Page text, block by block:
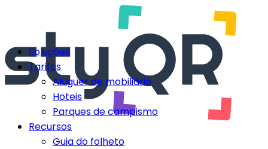
Soluções
Tarifas
Aluguer de mobiliário
Hoteis
Parques de campismo
Recursos
Guia do folheto